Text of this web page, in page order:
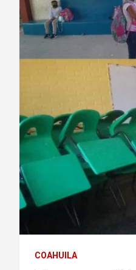
COAHUILA